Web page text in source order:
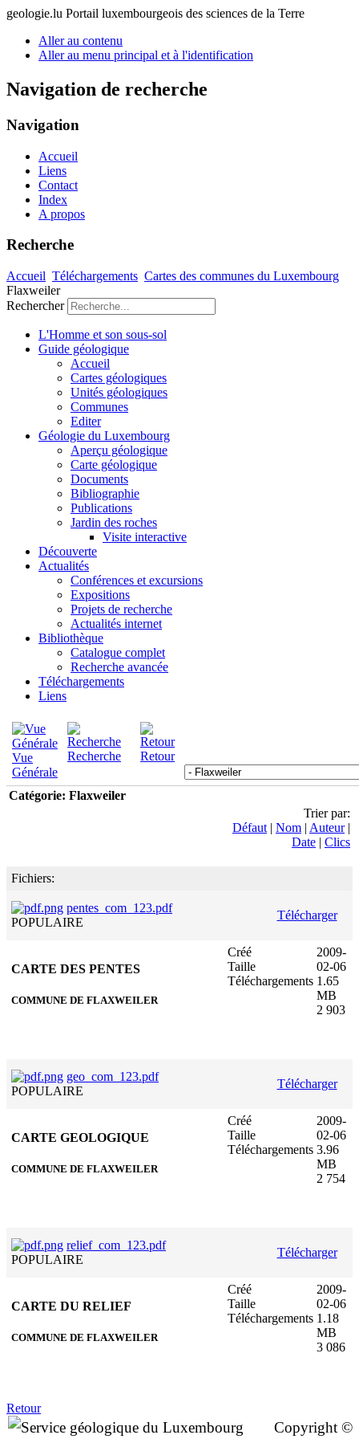
geologie.lu Portail luxembourgeois des sciences de la Terre
Aller au contenu
Aller au menu principal et à l'identification
Navigation de recherche
Navigation
Accueil
Liens
Contact
Index
A propos
Recherche
Accueil Téléchargements Cartes des communes du Luxembourg
Flaxweiler
Rechercher
L'Homme et son sous-sol
Guide géologique
Accueil
Cartes géologiques
Unités géologiques
Communes
Editer
Géologie du Luxembourg
Aperçu géologique
Carte géologique
Documents
Bibliographie
Publications
Jardin des roches
Visite interactive
Découverte
Actualités
Conférences et excursions
Expositions
Projets de recherche
Actualités internet
Bibliothèque
Catalogue complet
Recherche avancée
Téléchargements
Liens
Vue
Générale
Recherche Retour
Catégorie: Flaxweiler
Trier par:
Défaut | Nom | Auteur|
Date | Clics
Fichiers:
pentes_com_123.pdf
POPULAIRE
Télécharger
CARTE DES PENTES
COMMUNE DE FLAXWEILER
Créé
Taille
Téléchargements
2009-
02-06
1.65
MB
2 903
geo_com_123.pdf
POPULAIRE
Télécharger
CARTE GEOLOGIQUE
COMMUNE DE FLAXWEILER
Créé
Taille
Téléchargements
2009-
02-06
3.96
MB
2 754
relief_com_123.pdf
POPULAIRE
Télécharger
CARTE DU RELIEF
COMMUNE DE FLAXWEILER
Créé
Taille
Téléchargements
2009-
02-06
1.18
MB
3 086
Retour
Copyright ©